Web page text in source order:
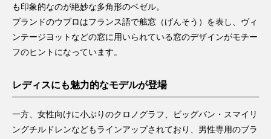
も印象的なのが絶妙な多角形のベゼル。
ブランドのウブロはフランス語で舷窓（げんそう）を表し、ヴィ
ンテージヨットなどの窓に用いられている窓のデザインがモチー
フのヒントになっています。
レディスにも魅力的なモデルが登場
一方、女性向けに小ぶりのクロノグラフ、ビッグバン・スマイリ
ングチルドレンなどもラインアップされており、男性専用のブラ